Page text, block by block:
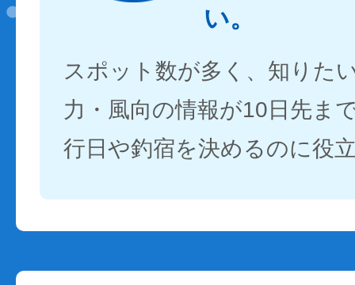
い。
スポット数が多く、知りた
力・風向の情報が10日先ま
行日や釣宿を決めるのに役